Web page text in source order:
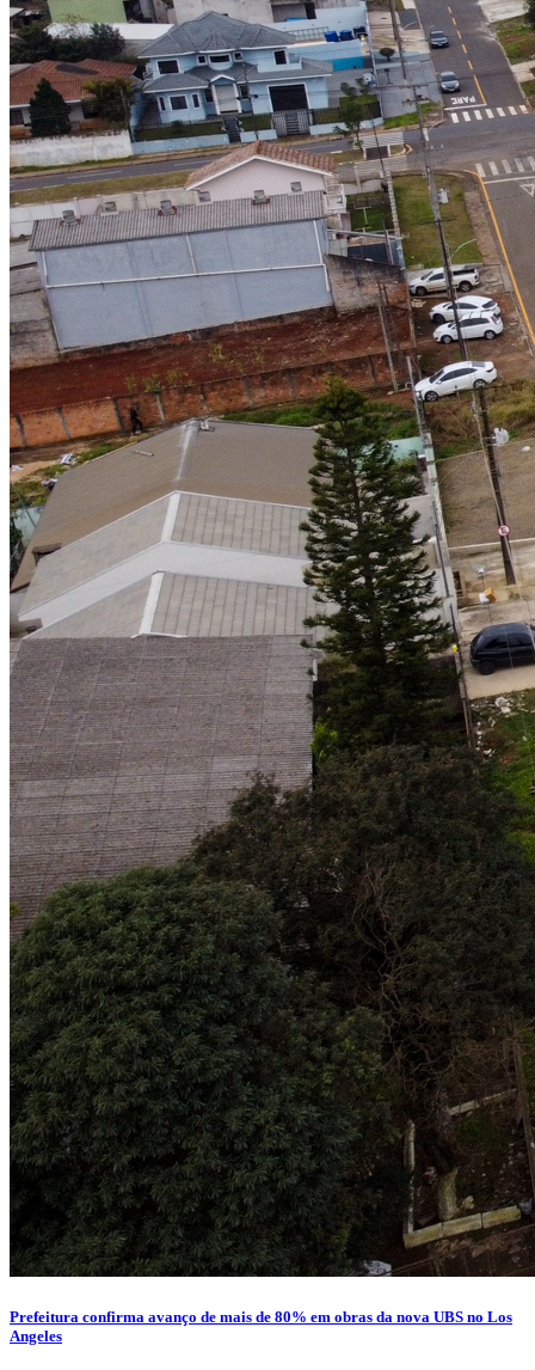
Prefeitura confirma avanço de mais de 80% em obras da nova UBS no Los
Angeles